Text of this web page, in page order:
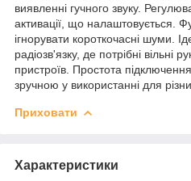
виявленні гучного звуку.
активації, що налаштовується.
ігнорувати короткочасні шуми.
радіозв'язку, де потрібні вільні
пристроїв. Простота
зручною у використанні для
Приховати
Характеристики